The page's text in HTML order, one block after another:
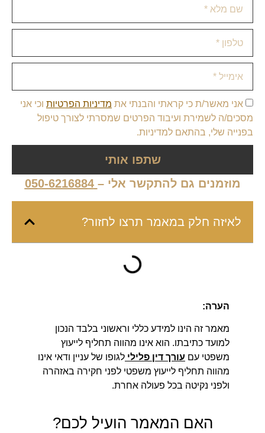
אני מאשר/ת כי קראתי והבנתי את מדיניות הפרטיות וכי אני
מסכים/ה לשמירת ועיבוד הפרטים שמסרתי לצורך טיפול
בפנייה שלי, בהתאם למדיניות.
שתפו אותי
מוזמנים גם להתקשר אלי – 050-6216884
לאיזה חלק במאמר תרצו לחזור?
הערה:
מאמר זה הינו למידע כללי וראשוני בלבד הנכון
למועד כתיבתו. הוא אינו מהווה תחליף לייעוץ
משפטי עם עורך דין פלילי לגופו של עניין ודאי אינו
מהווה תחליף לייעוץ משפטי לפני חקירה באזהרה
ולפני נקיטה בכל פעולה אחרת.
האם המאמר הועיל לכם?